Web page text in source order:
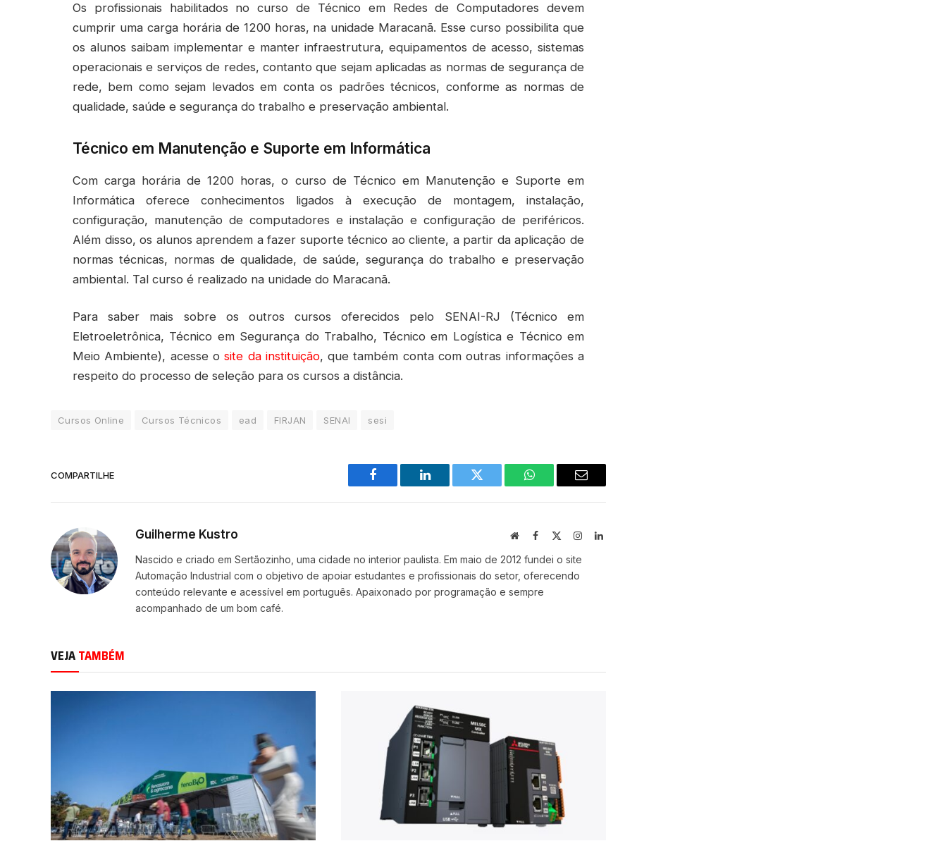
Os profissionais habilitados no curso de Técnico em Redes de Computadores devem
cumprir uma carga horária de 1200 horas, na unidade Maracanã. Esse curso possibilita que
os alunos saibam implementar e manter infraestrutura, equipamentos de acesso, sistemas
operacionais e serviços de redes, contanto que sejam aplicadas as normas de segurança de
rede, bem como sejam levados em conta os padrões técnicos, conforme as normas de
qualidade, saúde e segurança do trabalho e preservação ambiental.
Técnico em Manutenção e Suporte em Informática
Com carga horária de 1200 horas, o curso de Técnico em Manutenção e Suporte em
Informática oferece conhecimentos ligados à execução de montagem, instalação,
configuração, manutenção de computadores e instalação e configuração de periféricos.
Além disso, os alunos aprendem a fazer suporte técnico ao cliente, a partir da aplicação de
normas técnicas, normas de qualidade, de saúde, segurança do trabalho e preservação
ambiental. Tal curso é realizado na unidade do Maracanã.
Para saber mais sobre os outros cursos oferecidos pelo SENAI-RJ (Técnico em
Eletroeletrônica, Técnico em Segurança do Trabalho, Técnico em Logística e Técnico em
Meio Ambiente), acesse osite da instituição, que também conta com outras informações a
respeito do processo de seleção para os cursos a distância.
Cursos Online Cursos Técnicos ead FIRJAN SENAI sesi
COMPARTILHE
Facebook LinkedIn Twitter WhatsAppEmail
Guilherme Kustro Site Facebook InstagramLinkedIn
Nascido e criado em Sertãozinho, uma cidade no interior paulista. Em maio de 2012 fundei o site
Automação Industrial com o objetivo de apoiar estudantes e profissionais do setor, oferecendo
conteúdo relevante e acessível em português. Apaixonado por programação e sempre
acompanhado de um bom café.
VEJATAMBÉM